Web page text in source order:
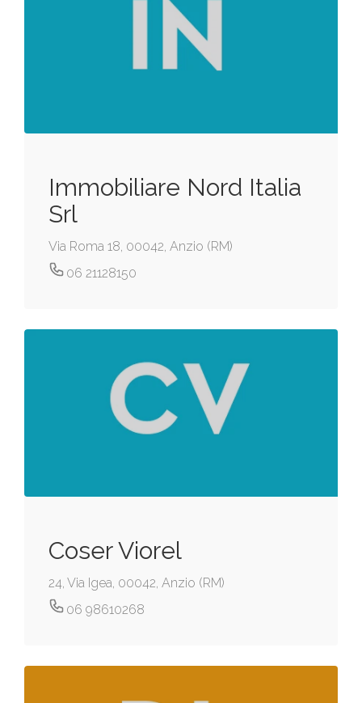
Immobiliare Nord Italia
Srl
Via Roma 18, 00042, Anzio (RM)
06 21128150
Coser Viorel
24, Via Igea, 00042, Anzio (RM)
06 98610268